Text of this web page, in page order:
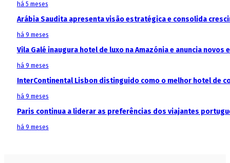
há 5 meses
Arábia Saudita apresenta visão estratégica e consolida
há 9 meses
Vila Galé inaugura hotel de luxo na Amazónia e anuncia
há 9 meses
InterContinental Lisbon distinguido como o melhor hotel de
há 9 meses
Paris continua a liderar as preferências dos viajantes
há 9 meses